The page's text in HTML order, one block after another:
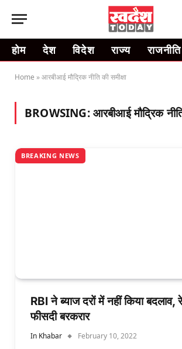
होम देश विदेश राज्य राजनीति
Home »आरबीआई मौद्रिक नीति की समीक्षा
BROWSING:आरबीआई मौद्रिक
BREAKING NEWS
RBI ने ब्याज दरों में नहीं किया बदलाव,
फीसदी बरकरार
In Khabar February 10, 2022